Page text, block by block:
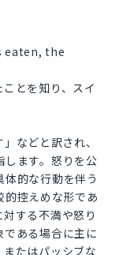
eaten, the
とを知り、スイ
などと訳され、
します。怒りを公
的な行動を伴う
的控えめな形であ
する不満や怒り
ある場合に主に
たはパッシブな